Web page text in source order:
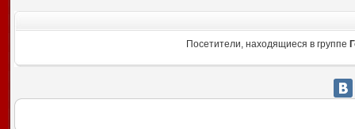
Посетители, находящиеся в группе